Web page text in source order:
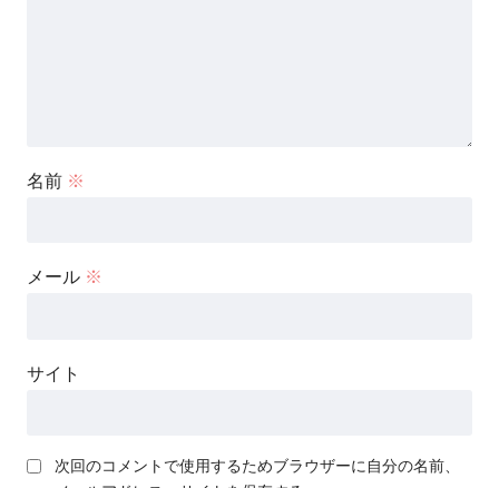
名前 ※
メール ※
サイト
次回のコメントで使用するためブラウザーに自分の名前、